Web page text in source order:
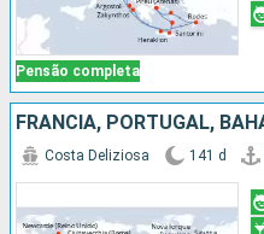
Pensão completa
Costa Deliziosa 141 d